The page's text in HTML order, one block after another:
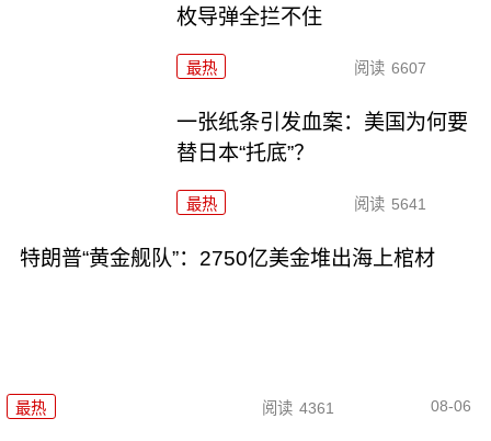
枚导弹全拦不住
最热 阅读 6607
一张纸条引发血案：美国为何要
替日本“托底”？
最热 阅读 5641
特朗普“黄金舰队”：2750亿美金堆出海上棺材
最热 阅读 4361 08-06